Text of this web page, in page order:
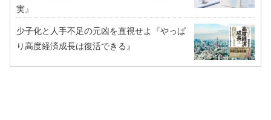
実』
少子化と人手不足の元凶を直視せよ『やっぱ
り高度経済成長は復活できる』